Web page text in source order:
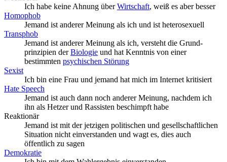
Ich habe keine Ahnung überWirtschaft, weiß es aber besser
Homophob
Jemand ist anderer Meinung als ich und ist heterosexuell
Transphob
Jemand ist anderer Meinung als ich, versteht die Grund­
prinzipien derBiologie und hat Kenntnis von einer
bestimmten psychischen Störung
Sexist
Ich bin eine Frau und jemand hat mich im Internet kritisiert
Hate Speech
Jemand ist auch dann noch anderer Meinung, nachdem ich
ihn als Hetzer und Rassisten beschimpft habe
Reaktionär
Jemand ist mit der jetzigen politischen und gesellschaftlichen
Situation nicht einverstanden und wagt es, dies auch
öffentlich zu sagen
Demokratie